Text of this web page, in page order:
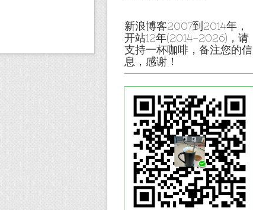
新浪博客2007到2014年，
开站12年(2014-2026)，请
支持一杯咖啡，备注您的信
息，感谢！